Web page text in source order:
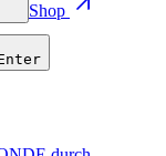
Shop